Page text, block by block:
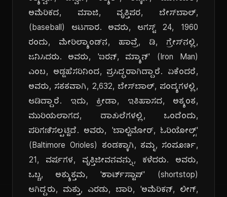
ಅಮೆರಿಕದ, ಮಾಜಿ, ವೃತ್ತಿಪರ, ಬೇಸ್‌ಬಾಲ್,
(baseball) ಆಟಗಾರ. ಅವರು, ಆಗಸ್ಟ್ 24, 1960
ರಂದು, ಮೇರಿಲ್ಯಾಂಡ್‌ನ, ಹಾವ್ರೆ, ಡಿ, ಗ್ರೇಸ್‌ನಲ್ಲಿ,
ಜನಿಸಿದರು. ಅವರು, 'ಐರನ್, ಮ್ಯಾನ್' (Iron Man)
ಎಂಬ, ಅಡ್ಡಹೆಸರಿನಿಂದ, ಪ್ರಸಿದ್ಧರಾಗಿದ್ದಾರೆ. ಏಕೆಂದರೆ,
ಅವರು, ಸತತವಾಗಿ, 2,632, ಬೇಸ್‌ಬಾಲ್, ಪಂದ್ಯಗಳಲ್ಲಿ,
ಆಡಿದ್ದಾರೆ. ಇದು, ಕ್ರೀಡಾ, ಇತಿಹಾಸದ, ಅತ್ಯಂತ,
ಮುರಿಯಲಾಗದ, ದಾಖಲೆಗಳಲ್ಲಿ, ಒಂದೆಂದು,
ಪರಿಗಣಿಸಲ್ಪಟ್ಟಿದೆ. ಅವರು, 'ಬಾಲ್ಟಿಮೋರ್, ಓರಿಯೋಲ್ಸ್'
(Baltimore Orioles) ತಂಡಕ್ಕಾಗಿ, ತಮ್ಮ, ಸಂಪೂರ್ಣ,
21, ವರ್ಷಗಳ, ವೃತ್ತಿಜೀವನವನ್ನು, ಕಳೆದರು. ಅವರು,
ಒಬ್ಬ, ಅತ್ಯುತ್ತಮ, 'ಶಾರ್ಟ್‌ಸ್ಟಾಪ್' (shortstop)
ಆಗಿದ್ದರು, ಮತ್ತು, ಎರಡು, ಬಾರಿ, 'ಅಮೆರಿಕನ್, ಲೀಗ್,